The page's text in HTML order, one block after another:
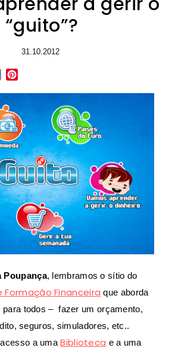
“guito”?
31.10.2012
Copy
Poupança, lembramos o sítio do
Formação Financeira que aborda
todos – fazer um orçamento,
seguros, simuladores, etc..
a umaBiblioteca e a uma